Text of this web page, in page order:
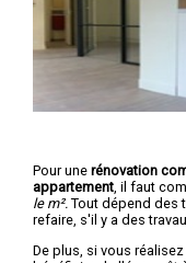
Pour une rénovation
appartement , il faut
le m². Tout dépend des
refaire, s'il y a des
De plus, si vous